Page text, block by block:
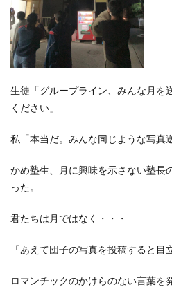
生徒「グループライン、みんな月を
ください」
私「本当だ。みんな同じような写真
かめ塾生、月に興味を示さない塾長
った。
君たちは月ではなく・・・
「あえて団子の写真を投稿すると目
ロマンチックのかけらのない言葉を